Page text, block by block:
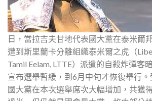
日，當拉吉夫甘地代表國大黨在泰米爾
遭到斯里蘭卡分離組織泰米爾之虎（
Tamil Eelam, LTTE）派遣的自殺炸彈客
宣布選舉暫緩，到6月中旬才恢復舉行。
國大黨在本次選舉席次大幅增加，共獲